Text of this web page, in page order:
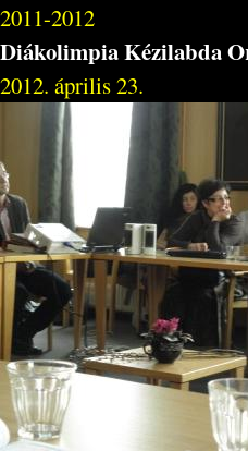
2011-2012
Diákolimpia Kézilabda
2012. április 23.